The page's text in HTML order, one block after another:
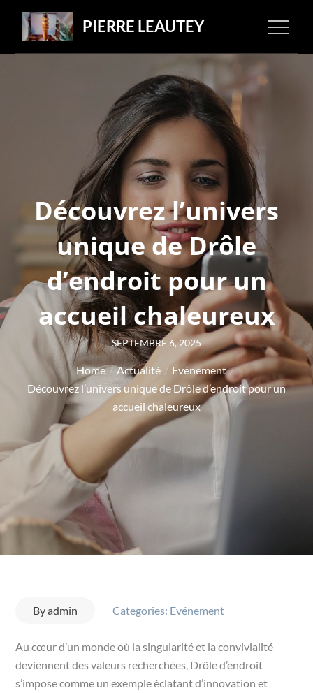
content
PIERRE LEAUTEY
Découvrez l’univers
unique de Drôle
d’endroit pour un
accueil chaleureux
Posted
on
SEPTEMBRE 6, 2025
Home Actualité
Evénement
Découvrez l’univers unique de Drôle d’endroit pour un
accueil chaleureux
Byadmin Categories: Evénement
Au cœur d’un monde où la singularité et la convivialité
deviennent des valeurs recherchées, Drôle d’endroit
s’impose comme un exemple éclatant d’innovation et